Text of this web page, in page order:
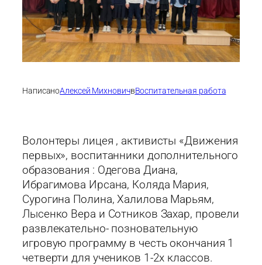
НаписаноАлексей МихновичвВоспитательная работа
Волонтеры лицея , активисты «Движения
первых», воспитанники дополнительного
образования : Одегова Диана,
Ибрагимова Ирсана, Коляда Мария,
Сурогина Полина, Халилова Марьям,
Лысенко Вера и Сотников Захар, провели
развлекательно- позновательную
игровую программу в честь окончания 1
четверти для учеников 1-2х классов.